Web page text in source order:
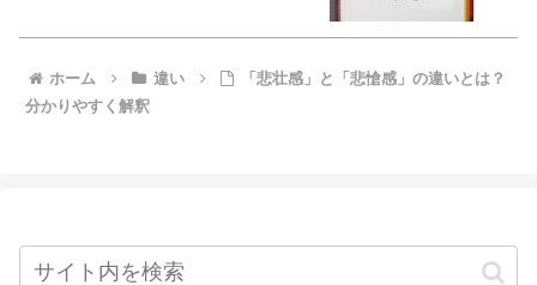
ホーム 違い
「悲壮感」と「悲愴感」の違いとは？
分かりやすく解釈